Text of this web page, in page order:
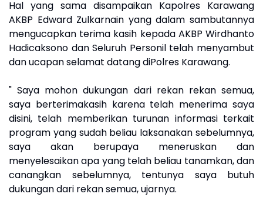
Hal yang sama disampaikan Kapolres Karawang
AKBP Edward Zulkarnain yang dalam sambutannya
mengucapkan terima kasih kepada AKBP Wirdhanto
Hadicaksono dan Seluruh Personil telah menyambut
dan ucapan selamat datang diPolres Karawang.
" Saya mohon dukungan dari rekan rekan semua,
saya berterimakasih karena telah menerima saya
disini, telah memberikan turunan informasi terkait
program yang sudah beliau laksanakan sebelumnya,
saya akan berupaya meneruskan dan
menyelesaikan apa yang telah beliau tanamkan, dan
canangkan sebelumnya, tentunya saya butuh
dukungan dari rekan semua, ujarnya.